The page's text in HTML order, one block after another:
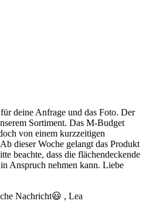
deine Anfrage und das Foto. Der
Sortiment. Das M-Budget
von einem kurzzeitigen
dieser Woche gelangt das Produkt
beachte, dass die flächendeckende
Anspruch nehmen kann. Liebe
Nachricht😃 , Lea